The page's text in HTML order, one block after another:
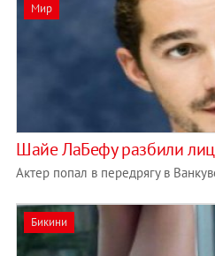
Мир
Шайе ЛаБефу разбили
Актер попал в передрягу в
Бикини